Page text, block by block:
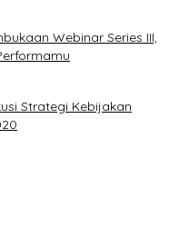
Webinar Series III,
Strategi Kebijakan